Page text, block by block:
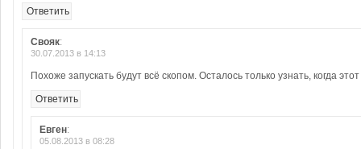
Ответить
Свояк:
30.07.2013 в 14:13
Похоже запускать будут всё скопом. Осталось только узнать, когда
Ответить
Евген:
05.08.2013 в 08:28